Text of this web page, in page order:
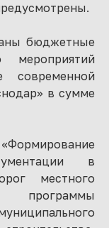
бюджетные
мероприятий
современной
в сумме
в
местного
программы